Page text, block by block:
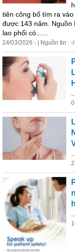
tiên công bố tìm ra
được 143 năm. Nguồn
lao phổi có......
24/03/2026 - | Nguồn tin :